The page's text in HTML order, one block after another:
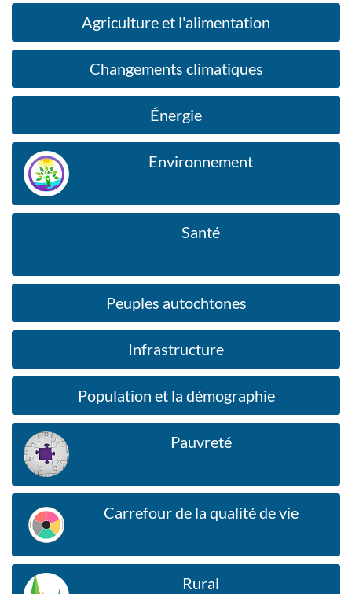
Agriculture et l'alimentation
Changements climatiques
Énergie
Environnement
Santé
Peuples autochtones
Infrastructure
Population et la démographie
Pauvreté
Carrefour de la qualité de vie
Rural